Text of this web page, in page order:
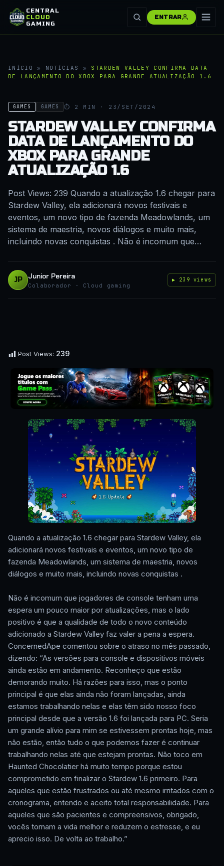
CENTRAL
CLOUD
GAMING
ENTRAR
INÍCIO » NOTÍCIAS » STARDEW VALLEY CONFIRMA DATA
DE LANÇAMENTO DO XBOX PARA GRANDE ATUALIZAÇÃO 1.6
GAMES GAMES ⏱ 2 MIN · 23/SET/2024
STARDEW VALLEY CONFIRMA
DATA DE LANÇAMENTO DO
XBOX PARA GRANDE
ATUALIZAÇÃO 1.6
Post Views: 239 Quando a atualização 1.6 chegar para
Stardew Valley, ela adicionará novos festivais e
eventos, um novo tipo de fazenda Meadowlands, um
sistema de maestria, novos diálogos e muito mais,
incluindo novas conquistas . Não é incomum que…
JP Junior Pereira
Colaborador · Cloud gaming
▶ 239 views
Post Views: 239
Quando a atualização 1.6 chegar para Stardew Valley, ela
adicionará novos festivais e eventos, um novo tipo de
fazenda Meadowlands, um sistema de maestria, novos
diálogos e muito mais, incluindo novas conquistas .
Não é incomum que jogadores de console tenham uma
espera um pouco maior por atualizações, mas o lado
positivo é que a qualidade de todo o novo conteúdo
adicionado a Stardew Valley faz valer a pena a espera.
ConcernedApe comentou sobre o atraso no mês passado,
dizendo: “As versões para console e dispositivos móveis
ainda estão em andamento. Reconheço que estão
demorando muito. Há razões para isso, mas o ponto
principal é que elas ainda não foram lançadas, ainda
estamos trabalhando nelas e elas têm sido nosso foco
principal desde que a versão 1.6 foi lançada para PC. Seria
um grande alívio para mim se estivessem prontas hoje, mas
não estão, então tudo o que podemos fazer é continuar
trabalhando nelas até que estejam prontas. Não toco em
Haunted Chocolatier há muito tempo porque estou
comprometido em finalizar o Stardew 1.6 primeiro. Para
aqueles que estão frustrados ou até mesmo irritados com o
cronograma, entendo e aceito total responsabilidade. Para
aqueles que são pacientes e compreensivos, obrigado,
vocês tornam a vida melhor e reduzem o estresse, e eu
aprecio isso. De volta ao trabalho.”